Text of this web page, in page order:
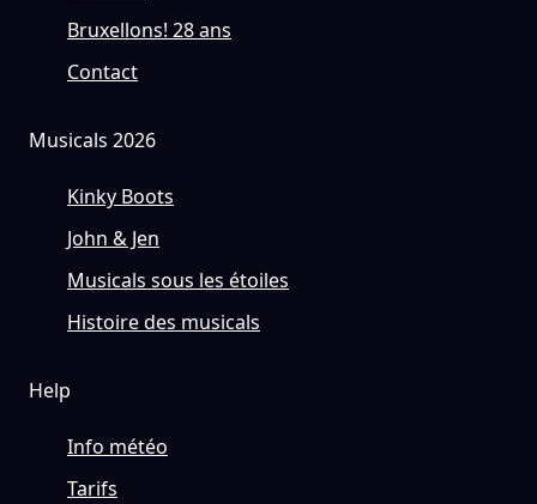
Bruxellons! 28 ans
Contact
Musicals 2026
Kinky Boots
John & Jen
Musicals sous les étoiles
Histoire des musicals
Help
Info météo
Tarifs